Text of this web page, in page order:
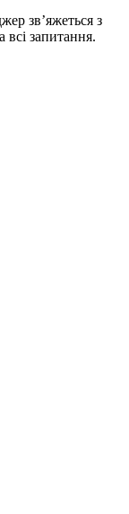
зв’яжеться з
запитання.